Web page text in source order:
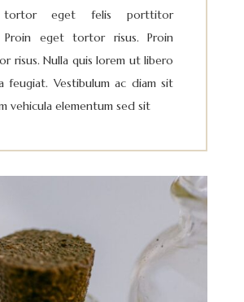
tortor eget felis porttitor
Proin eget tortor risus. Proin
risus. Nulla quis lorem ut libero
feugiat. Vestibulum ac diam sit
vehicula elementum sed sit